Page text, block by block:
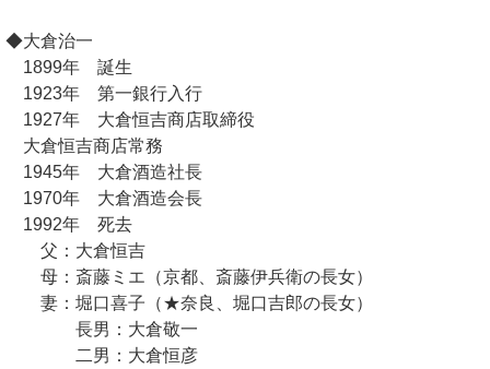
◆大倉治一
1899年 誕生
1923年 第一銀行入行
1927年 大倉恒吉商店取締役
大倉恒吉商店常務
1945年 大倉酒造社長
1970年 大倉酒造会長
1992年 死去
父：大倉恒吉
母：斎藤ミエ（京都、斎藤伊兵衛の長女）
妻：堀口喜子（★奈良、堀口吉郎の長女）
長男：大倉敬一
二男：大倉恒彦